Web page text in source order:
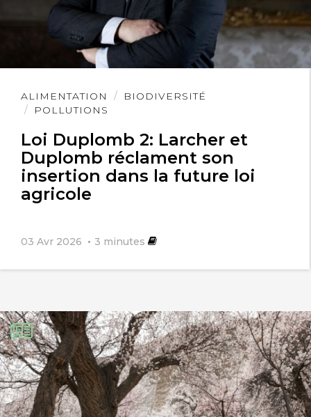
ALIMENTATION
BIODIVERSITÉ
POLLUTIONS
Loi Duplomb 2: Larcher et
Duplomb réclament son
insertion dans la future loi
agricole
03 Avr 2026 3 minutes
Lire
l'article